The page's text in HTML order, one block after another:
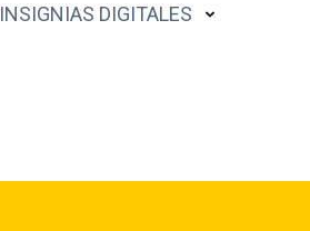
INSIGNIAS DIGITALES